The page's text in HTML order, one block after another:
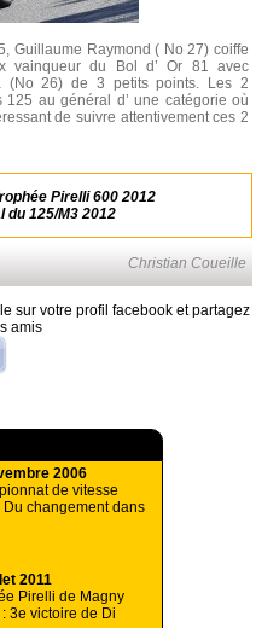
Guillaume Raymond ( No 27) coiffe
vainqueur du Bol d’ Or 81 avec
(No 26) de 3 petits points. Les 2
au général d’ une catégorie où
de suivre attentivement ces 2
Pirelli 600 2012
du 125/M3 2012
Christian Coueille
sur votre profil facebook et partagez
amis
2006
de vitesse
Du changement dans
2011
Pirelli de Magny
3e victoire de Di